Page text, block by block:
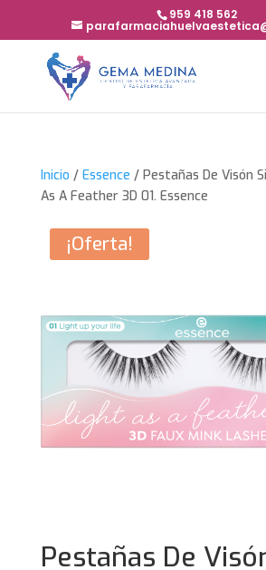
959 418 562
Inicio / Essence / Pestañas De Visón
As A Feather 3D 01. Essence
¡Oferta!
Pestañas De